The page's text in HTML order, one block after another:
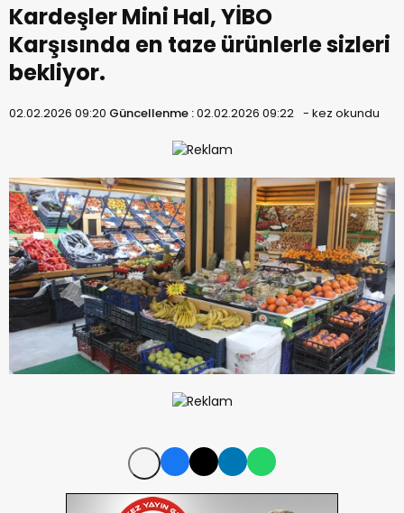
Kardeşler Mini Hal, YİBO
Karşısında en taze ürünlerle sizleri
bekliyor.
02.02.2026 09:20 Güncellenme :02.02.2026 09:22 - kez okundu